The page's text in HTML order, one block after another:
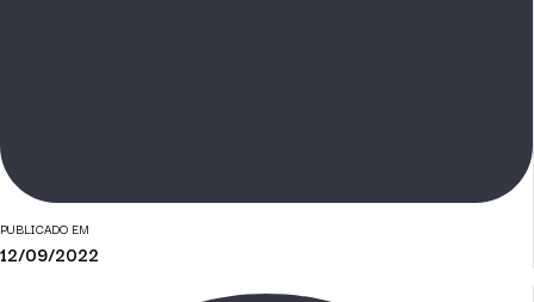
PUBLICADO EM
12/09/2022